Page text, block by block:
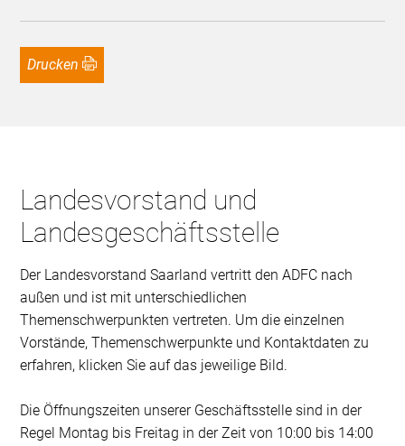
Drucken
Landesvorstand und
Landesgeschäftsstelle
Der Landesvorstand Saarland vertritt den ADFC nach
außen und ist mit unterschiedlichen
Themenschwerpunkten vertreten. Um die einzelnen
Vorstände, Themenschwerpunkte und Kontaktdaten zu
erfahren, klicken Sie auf das jeweilige Bild.
Die Öffnungszeiten unserer Geschäftsstelle sind in der
Regel Montag bis Freitag in der Zeit von 10:00 bis 14:00